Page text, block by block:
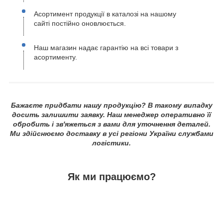
Асортимент продукції в каталозі на нашому
сайті постійно оновлюється.
Наш магазин надає гарантію на всі товари з
асортименту.
Бажаєте придбати нашу продукцію? В такому випадку
досить залишити заявку. Наш менеджер оперативно її
обробить і зв'яжеться з вами для уточнення деталей.
Ми здійснюємо доставку в усі регіони України службами
логістики.
Як ми працюємо?